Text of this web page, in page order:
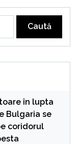
în lupta
Bulgaria se
coridorul